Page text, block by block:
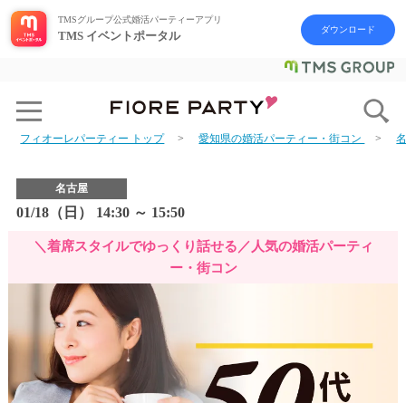
TMSグループ公式婚活パーティーアプリ
TMS イベントポータル ダウンロード
フィオーレパーティー トップ 愛知県の婚活パーティー・街コン
名古屋
01/18（日） 14:30 ～ 15:50
＼着席スタイルでゆっくり話せる／人気の婚活パーティ
ー・街コン